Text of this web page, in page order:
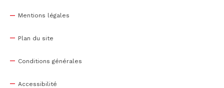
Mentions légales
Plan du site
Conditions générales
Accessibilité